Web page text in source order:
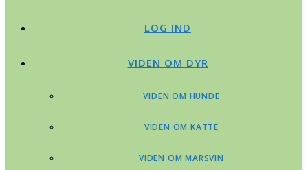
LOG IND
VIDEN OM DYR
VIDEN OM HUNDE
VIDEN OM KATTE
VIDEN OM MARSVIN